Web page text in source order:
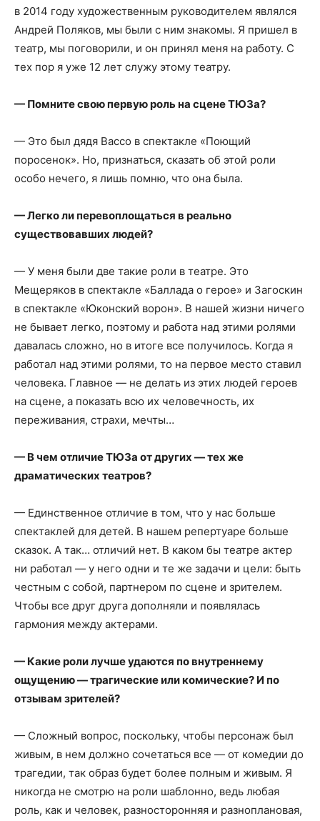
в 2014 году художественным руководителем являлся
Андрей Поляков, мы были с ним знакомы. Я пришел в
театр, мы поговорили, и он принял меня на работу. С
тех пор я уже 12 лет служу этому театру.
— Помните свою первую роль на сцене ТЮЗа?
— Это был дядя Вассо в спектакле «Поющий
поросенок». Но, признаться, сказать об этой роли
особо нечего, я лишь помню, что она была.
— Легко ли перевоплощаться в реально
существовавших людей?
— У меня были две такие роли в театре. Это
Мещеряков в спектакле «Баллада о герое» и Загоскин
в спектакле «Юконский ворон». В нашей жизни ничего
не бывает легко, поэтому и работа над этими ролями
давалась сложно, но в итоге все получилось. Когда я
работал над этими ролями, то на первое место ставил
человека. Главное — не делать из этих людей героев
на сцене, а показать всю их человечность, их
переживания, страхи, мечты…
— В чем отличие ТЮЗа от других — тех же
драматических театров?
— Единственное отличие в том, что у нас больше
спектаклей для детей. В нашем репертуаре больше
сказок. А так… отличий нет. В каком бы театре актер
ни работал — у него одни и те же задачи и цели: быть
честным с собой, партнером по сцене и зрителем.
Чтобы все друг друга дополняли и появлялась
гармония между актерами.
— Какие роли лучше удаются по внутреннему
ощущению — трагические или комические? И по
отзывам зрителей?
— Сложный вопрос, поскольку, чтобы персонаж был
живым, в нем должно сочетаться все — от комедии до
трагедии, так образ будет более полным и живым. Я
никогда не смотрю на роли шаблонно, ведь любая
роль, как и человек, разносторонняя и разноплановая,